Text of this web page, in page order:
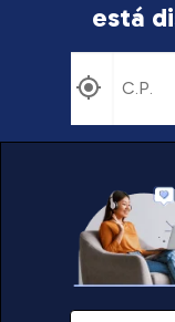
está